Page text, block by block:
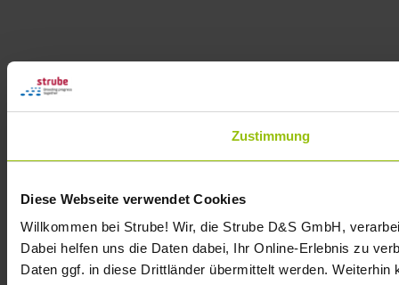
Zustimmung
Diese Webseite verwendet Cookies
Willkommen bei Strube! Wir, die Strube D&S GmbH,
Dabei helfen uns die Daten dabei, Ihr Online-Erlebnis zu
Daten ggf. in diese Drittländer übermittelt werden.